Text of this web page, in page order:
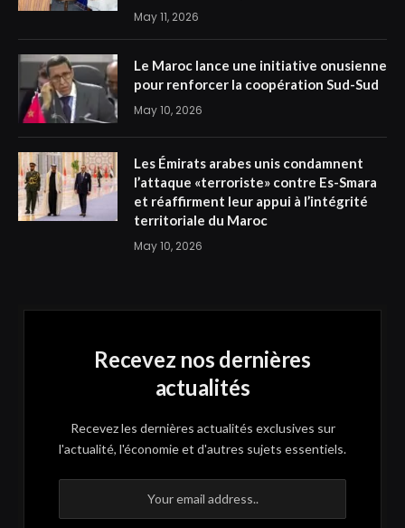
May 11, 2026
Le Maroc lance une initiative onusienne
pour renforcer la coopération Sud-Sud
May 10, 2026
Les Émirats arabes unis condamnent
l’attaque «terroriste» contre Es-Smara
et réaffirment leur appui à l’intégrité
territoriale du Maroc
May 10, 2026
Recevez nos dernières
actualités
Recevez les dernières actualités exclusives sur
l'actualité, l'économie et d'autres sujets essentiels.